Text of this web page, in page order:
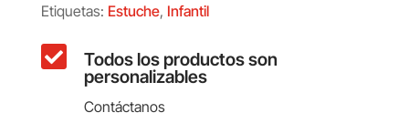
Etiquetas: Estuche, Infantil
 Todos los productos son
personalizables
Contáctanos